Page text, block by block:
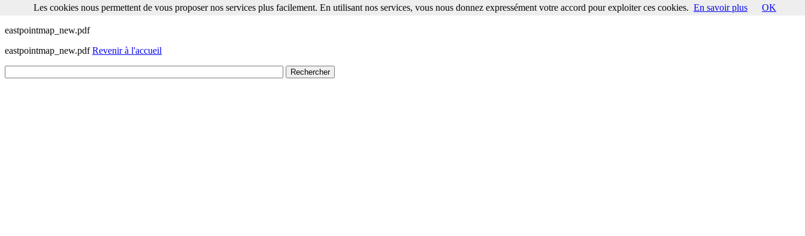
Les cookies nous permettent de vous proposer nos services plus facilement. En utilisant nos services, vous nous donnez expressément votre accord pour exploiter ces cookies.En savoir plus OK
eastpointmap_new.pdf
eastpointmap_new.pdfRevenir à l'accueil
Les cookies nous permettent de vous proposer nos services plus facilement. En utilisant nos services, vous nous donnez expressément votre accord pour exploiter ces cookies. En savoir plus OK